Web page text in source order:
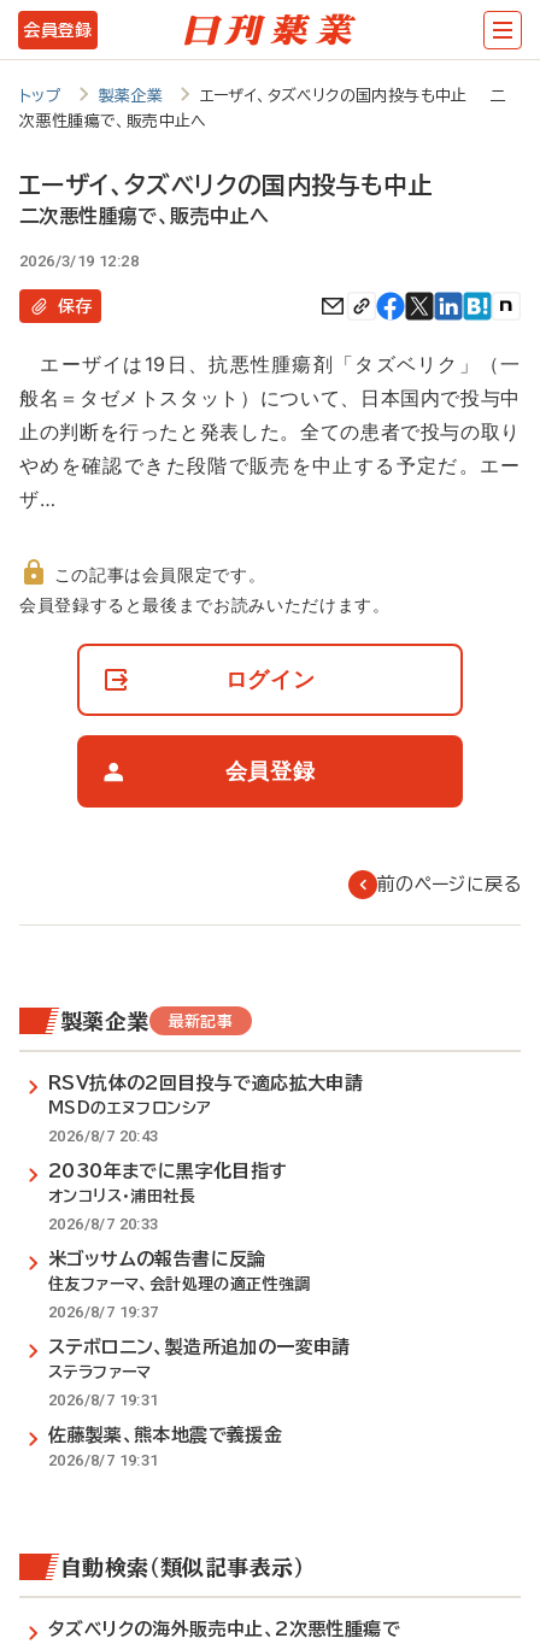
メ
イ
コ
ツ
に
動
会員登録
トップ 製薬企業
エーザイ、タズベリクの国内投与も中止 二
次悪性腫瘍で、販売中止へ
エーザイ、タズベリクの国内投与も中止
二次悪性腫瘍で、販売中止へ
2026/3/19 12:28
保存
エーザイは19日、抗悪性腫瘍剤「タズベリク」（一
般名＝タゼメトスタット）について、日本国内で投与中
止の判断を行ったと発表した。全ての患者で投与の取り
やめを確認できた段階で販売を中止する予定だ。エー
ザ…
非
この記事は会員限定です。
会員登録すると最後までお読みいただけます。
ログイン
会員登録
前のページに戻る
製薬企業 最新記事
RSV抗体の2回目投与で適応拡大申請
MSDのエヌフロンシア
2026/8/7 20:43
2030年までに黒字化目指す
オンコリス・浦田社長
2026/8/7 20:33
米ゴッサムの報告書に反論
住友ファーマ、会計処理の適正性強調
2026/8/7 19:37
ステボロニン、製造所追加の一変申請
ステラファーマ
2026/8/7 19:31
佐藤製薬、熊本地震で義援金
2026/8/7 19:31
自動検索（類似記事表示）
タズベリクの海外販売中止、2次悪性腫瘍で